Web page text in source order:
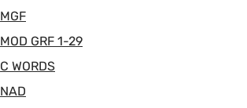
MGF
MOD GRF 1-29
C WORDS
NAD